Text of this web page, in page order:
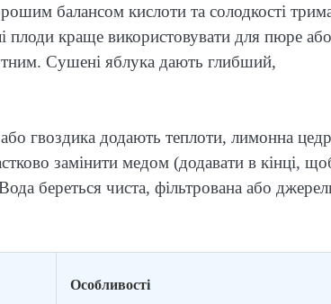
балансом кислоти та солодкості
плоди краще використовувати для пюре або
Сушені яблука дають глибший,
або гвоздика додають теплоти, лимонна
замінити медом (додавати в кінці,
береться чиста, фільтрована або
Особливості